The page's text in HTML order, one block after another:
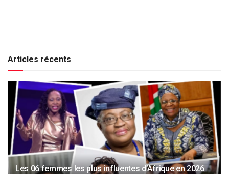
Articles récents
Les 06 femmes les plus influentes d’Afrique en 2026